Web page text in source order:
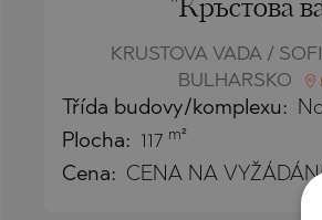
"Кръстова
KRUSTOVA VADA /
BULHARSKO
Třída budovy/komplexu:
Plocha: 117 m²
Cena: CENA NA